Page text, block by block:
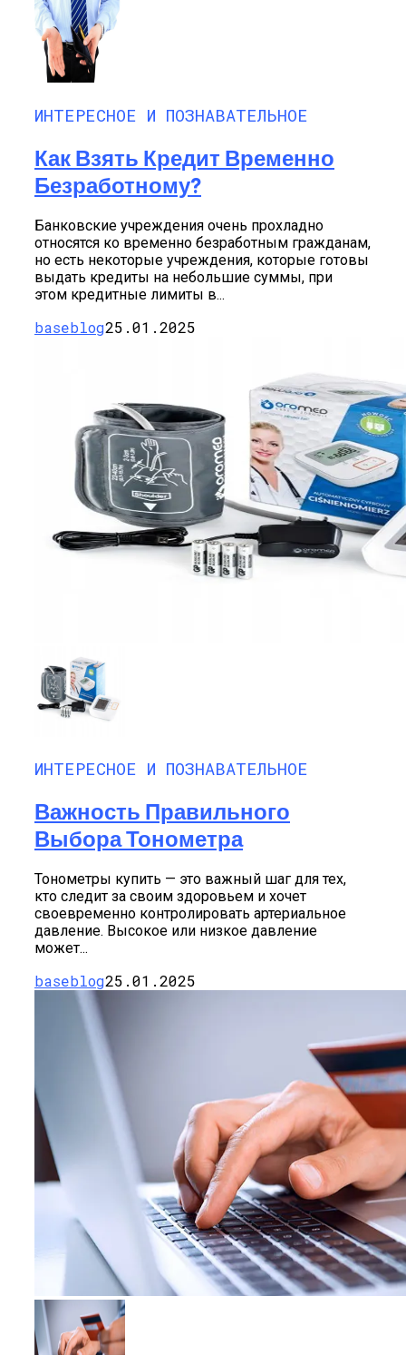
ИНТЕРЕСНОЕ И ПОЗНАВАТЕЛЬНОЕ
Как Взять Кредит Временно
Безработному?
Банковские учреждения очень прохладно
относятся ко временно безработным гражданам,
но есть некоторые учреждения, которые готовы
выдать кредиты на небольшие суммы, при
этом кредитные лимиты в...
baseblog25.01.2025
ИНТЕРЕСНОЕ И ПОЗНАВАТЕЛЬНОЕ
Важность Правильного
Выбора Тонометра
Тонометры купить — это важный шаг для тех,
кто следит за своим здоровьем и хочет
своевременно контролировать артериальное
давление. Высокое или низкое давление
может...
baseblog25.01.2025